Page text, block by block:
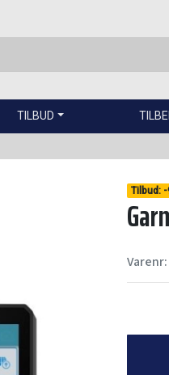
TILBUD
Tilbud: -
Varenr: